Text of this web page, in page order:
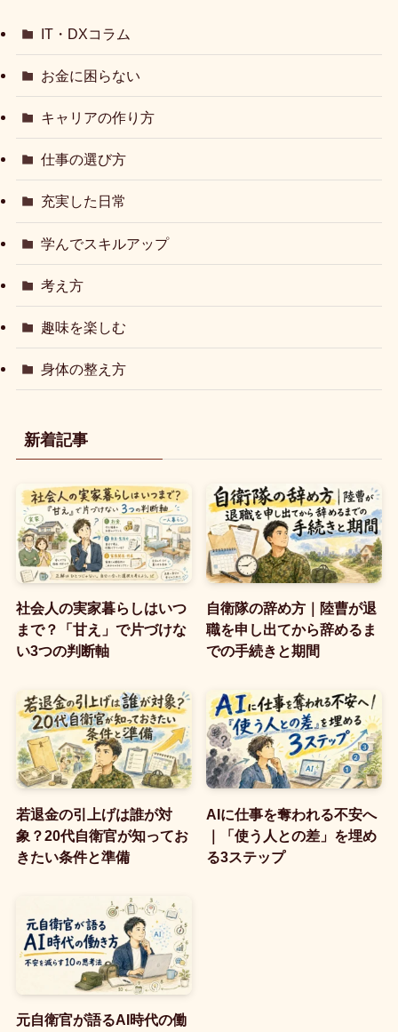
IT・DXコラム
お金に困らない
キャリアの作り方
仕事の選び方
充実した日常
学んでスキルアップ
考え方
趣味を楽しむ
身体の整え方
新着記事
社会人の実家暮らしはいつ
まで？「甘え」で片づけな
い3つの判断軸
自衛隊の辞め方｜陸曹が退
職を申し出てから辞めるま
での手続きと期間
若退金の引上げは誰が対
象？20代自衛官が知ってお
きたい条件と準備
AIに仕事を奪われる不安へ
｜「使う人との差」を埋め
る3ステップ
元自衛官が語るAI時代の働